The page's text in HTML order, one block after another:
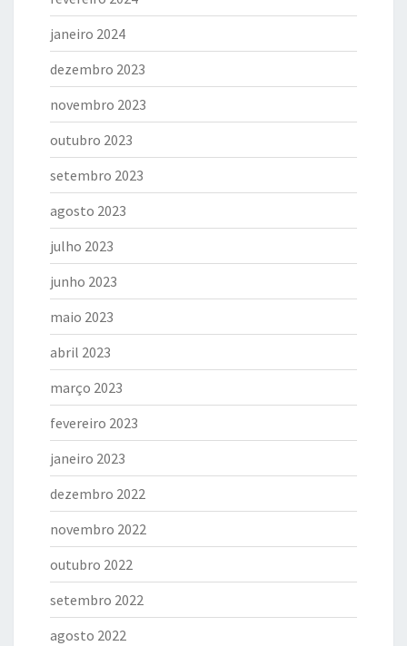
janeiro 2024
dezembro 2023
novembro 2023
outubro 2023
setembro 2023
agosto 2023
julho 2023
junho 2023
maio 2023
abril 2023
março 2023
fevereiro 2023
janeiro 2023
dezembro 2022
novembro 2022
outubro 2022
setembro 2022
agosto 2022